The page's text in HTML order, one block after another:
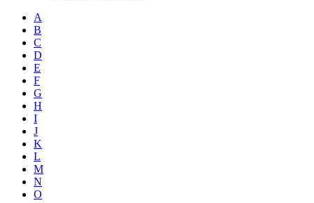
A
B
C
D
E
F
G
H
I
J
K
L
M
N
O